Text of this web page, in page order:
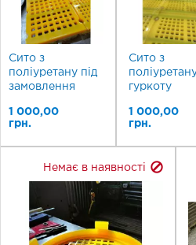
Сито з
поліуретану під
замовлення
1 000,00
грн.
Сито з
гуркоту
1 000,00
грн.
Немає в наявності